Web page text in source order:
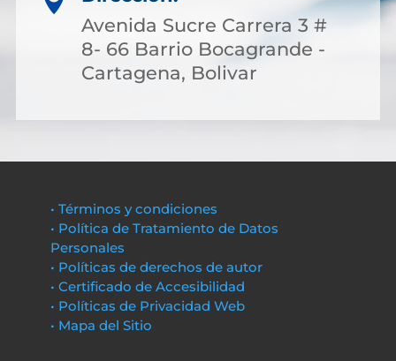
Avenida Sucre Carrera 3 #
8- 66 Barrio Bocagrande -
Cartagena, Bolivar
• Términos y condiciones
• Política de Tratamiento de Datos
Personales
• Políticas de derechos de autor
• Certificado de Accesibilidad
• Políticas de Privacidad Web
• Mapa del Sitio